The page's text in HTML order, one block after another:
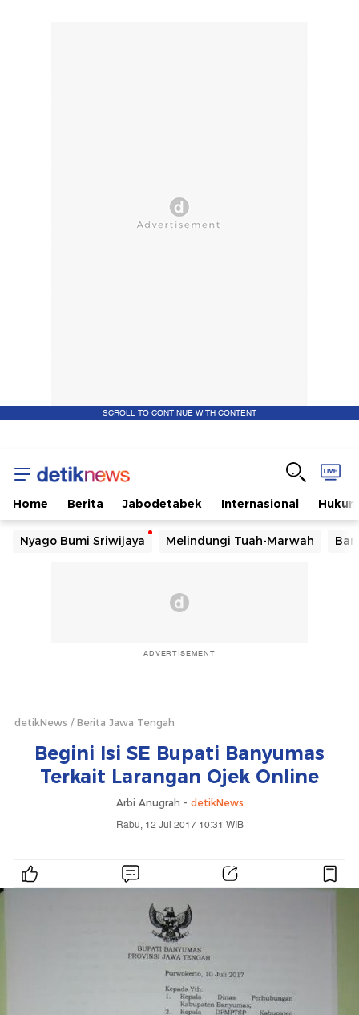
SCROLL TO CONTINUE WITH CONTENT
Home Berita Jabodetabek Internasional Hukum
Nyago Bumi Sriwijaya Melindungi Tuah-Marwah
ADVERTISEMENT
detikNews Berita Jawa Tengah
Begini Isi SE Bupati Banyumas
Terkait Larangan Ojek Online
Arbi Anugrah - detikNews
Rabu, 12 Jul 2017 10:31 WIB